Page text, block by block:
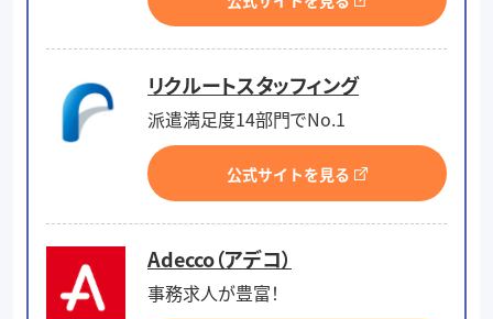
リクルートスタッフィング
派遣満足度14部門でNo.1
公式サイトを見る
Adecco（アデコ）
事務求人が豊富！